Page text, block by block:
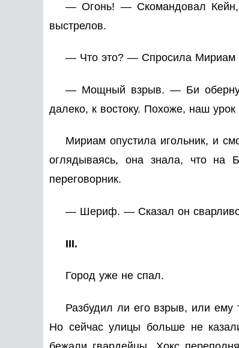
— Огонь! — Скомандовал Кейн,
выстрелов.
— Что это? — Спросила Мириам
— Мощный взрыв. — Би
далеко, к востоку. Похоже, наш
Мириам опустила игольник, и
оглядываясь, она знала, что на
переговорник.
— Шериф. — Сказал он
III.
Город уже не спал.
Разбудил ли его взрыв, или
Но сейчас улицы больше не